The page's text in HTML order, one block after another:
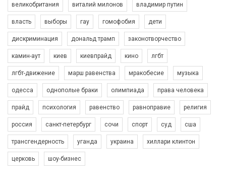
Зупинимо насильство проти ЛГБТ в Україні! Stop violence against LGBT in Ukraine!
6/30/2017
Емоційний та вражаючий промо-ролік на конкурс PACT, який
представляє програму "Гей-альянс Україна" з протидії
насильству проти ЛГБТ в Україні.
Ми просимо вашої підтримки, щоб реалізувати нашу
програму з боротьби з насильством проти ЛГБТ в Україні.
Якщо ти хочеш підтримати нас - просто натисни "лайк" під
1.9K Просмотров • 226 Нравится • 5 Комментариев
великобритания виталий милонов владимир путин
власть выборы гау гомофобия дети
дискриминация дональд трамп законотворчество
камин-аут киев киевпрайд кино лгбт
лгбт-движение марш равенства мракобесие музыка
одесса однополые браки олимпиада права человека
прайд психология равенство равноправие религия
россия санкт-петербург сочи спорт суд сша
трансгендерность уганда украина хиллари клинтон
церковь шоу-бизнес